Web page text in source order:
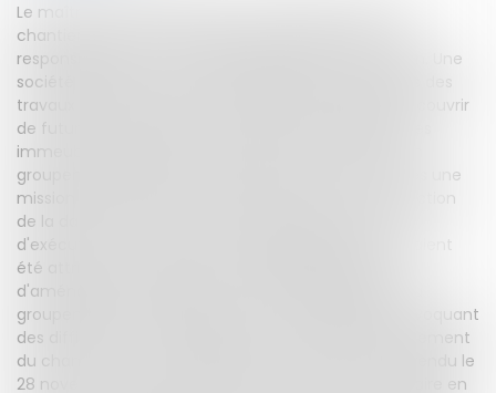
Le maître d'oeuvre ayant sous-estimé le coût d'un
chantier commet une erreur de conception et est
responsable vis-à-vis de l'entreprise de construction. Une
société publique locale d'aménagement a entrepris des
travaux pour la construction d'une dalle destinée à couvrir
de futures installations ferroviaires et à supporter des
immeubles et des voiries routières. Elle a confié à un
groupement solidaire composé de plusieurs sociétés une
mission partielle de maîtrise d'oeuvre et de construction
de la dalle. Cette mission n'incluait pas les études
d'exécution. Une des sociétés à laquelle des lots avaient
été attribués a assigné la société publique locale
d'aménagement ainsi que la société mandataire du
groupement en indemnisation de ses préjudices, invoquant
des difficultés de réalisation ayant retardé le déroulement
du chantier. La cour d'appel de Paris, dans un arrêt rendu le
28 novembre 2018, a condamné la société mandataire en